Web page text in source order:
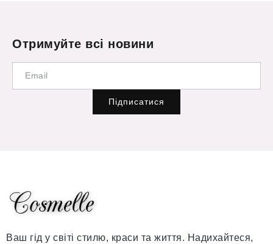
Отримуйте всі новини
Підписатися
Ваш гід у світі стилю, краси та життя. Надихайтеся,